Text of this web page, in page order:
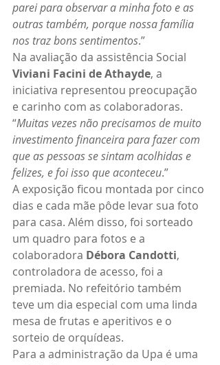
parei para observar a minha foto e as
outras também, porque nossa família
nos traz bons sentimentos.”
Na avaliação da assistência Social
Viviani Facini de Athayde, a
iniciativa representou preocupação
e carinho com as colaboradoras.
“Muitas vezes não precisamos de muito
investimento financeira para fazer com
que as pessoas se sintam acolhidas e
felizes, e foi isso que aconteceu.”
A exposição ficou montada por cinco
dias e cada mãe pôde levar sua foto
para casa. Além disso, foi sorteado
um quadro para fotos e a
colaboradora Débora Candotti,
controladora de acesso, foi a
premiada. No refeitório também
teve um dia especial com uma linda
mesa de frutas e aperitivos e o
sorteio de orquídeas.
Para a administração da Upa é uma